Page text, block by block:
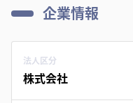
企業情報
法人区分
株式会社